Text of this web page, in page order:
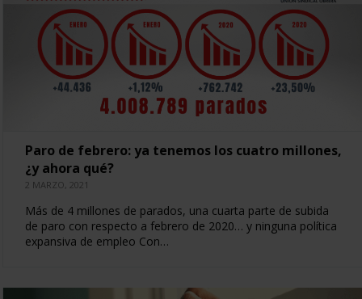
Paro de febrero: ya tenemos los cuatro millones,
¿y ahora qué?
2 MARZO, 2021
Más de 4 millones de parados, una cuarta parte de subida
de paro con respecto a febrero de 2020… y ninguna política
expansiva de empleo Con…